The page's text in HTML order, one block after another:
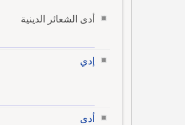
أدى الشعائر الدينية
إدي
أدى